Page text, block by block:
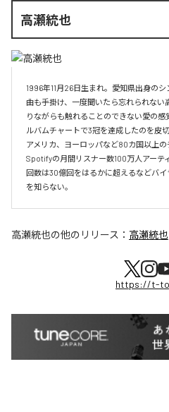
高瀬統也
1996年11月26日生まれ。愛知県出身の
曲も手掛け、一度聞いたら忘れられない
りながらも触れることのできない愛の
ルバムチャートで3冠を達成したのを皮
アメリカ、ヨーロッパなど80カ国以上の
Spotifyの月間リスナー数100万人アーテ
回数は30億回をはるかに超えるなどバ
を知らない。
高瀬統也の他のリリース： 高瀬統也
https://t-